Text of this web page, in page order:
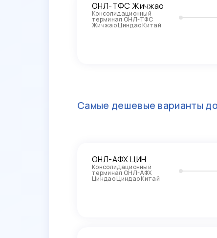
ОНЛ-ТФС Жичжао
Консолидационный
терминал ОНЛ-ТФС
Жичжао Циндао Китай
Самые дешевые варианты
ОНЛ-АФХ ЦИН
Консолидационный
терминал ОНЛ-АФХ
Циндао Циндао Китай